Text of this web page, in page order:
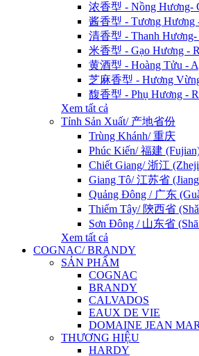
浓香型 - Nồng Hương-
酱香型 - Tương Hương
清香型 - Thanh Hương-
米香型 - Gạo Hương -
黄酒型 - Hoàng Tửu -
芝麻香型 - Hương
馥香型 - Phụ Hương -
Xem tất cả
Tỉnh Sản Xuất/ 产地省份
Trùng Khánh/ 重庆
Phúc Kiến/ 福建
Chiết Giang/ 浙江
Giang Tô/ 江苏省
Quảng Đông / 广东
Thiểm Tây/ 陝西省
Sơn Đông / 山东省
Xem tất cả
COGNAC/ BRANDY
SẢN PHẨM
COGNAC
BRANDY
CALVADOS
EAUX DE VIE
DOMAINE JEAN
THƯƠNG HIỆU
HARDY